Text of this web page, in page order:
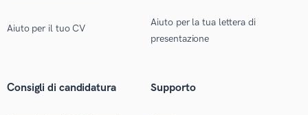
Aiuto per il tuo CV
Aiuto per la tua lettera di
presentazione
Consigli di candidatura Supporto